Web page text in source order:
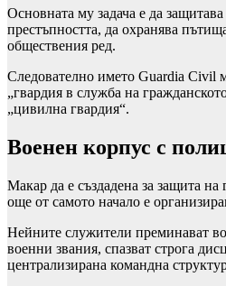
Основната му задача е да
престъпността, да охранява
обществения ред.
Следователно името Guardia Civil
„гвардия в служба на
„цивилна гвардия“.
Военен корпус с
Макар да е създадена за защита
още от самото начало е
Нейните служители преминават
военни звания, спазват строга
централизирана командна